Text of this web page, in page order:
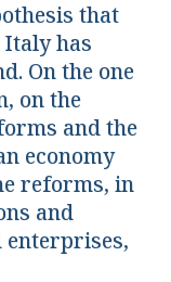
that
has
On the one
on the
and the
economy
reforms, in
and